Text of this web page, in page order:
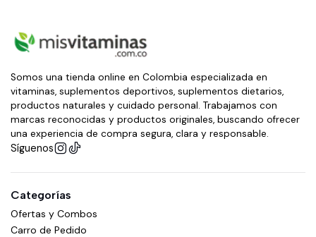
Somos una tienda online en Colombia especializada en
vitaminas, suplementos deportivos, suplementos dietarios,
productos naturales y cuidado personal. Trabajamos con
marcas reconocidas y productos originales, buscando ofrecer
una experiencia de compra segura, clara y responsable.
Síguenos
Categorías
Ofertas y Combos
Carro de Pedido